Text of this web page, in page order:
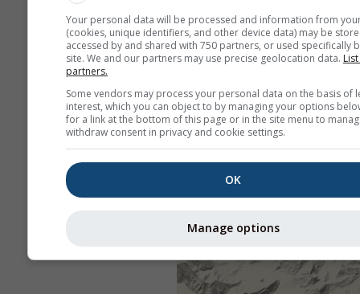
Your personal data will be processed and information from
(cookies, unique identifiers, and other device data) may be
accessed by and shared with 750 partners, or used specifically
site. We and our partners may use precise geolocation data.
partners.
Some vendors may process your personal data on the basis of
interest, which you can object to by managing your options
for a link at the bottom of this page or in the site menu to
withdraw consent in privacy and cookie settings.
OK
Manage options